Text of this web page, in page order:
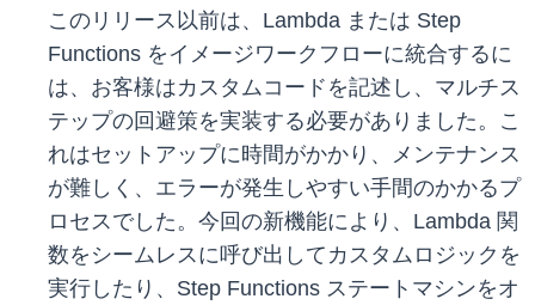
このリリース以前は、Lambda または Step
Functions をイメージワークフローに統合するに
は、お客様はカスタムコードを記述し、マルチス
テップの回避策を実装する必要がありました。こ
れはセットアップに時間がかかり、メンテナンス
が難しく、エラーが発生しやすい手間のかかるプ
ロセスでした。今回の新機能により、Lambda 関
数をシームレスに呼び出してカスタムロジックを
実行したり、Step Functions ステートマシンをオ